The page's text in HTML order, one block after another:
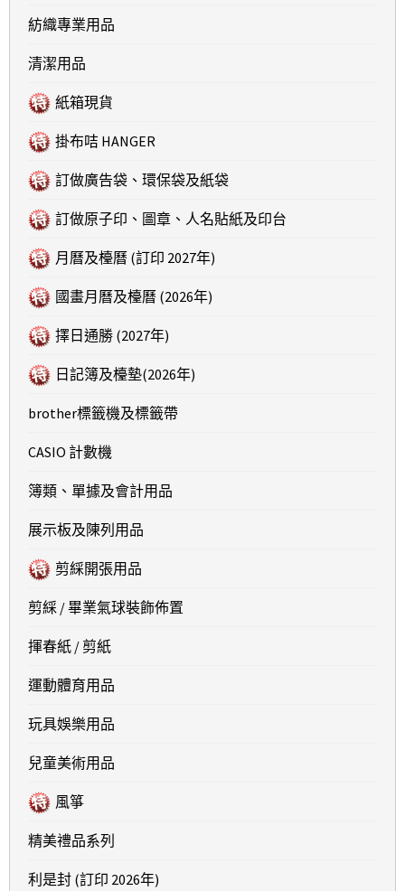
紡織專業用品
清潔用品
紙箱現貨
掛布咭 HANGER
訂做廣告袋、環保袋及紙袋
訂做原子印、圖章、人名貼紙及印台
月曆及檯曆 (訂印 2027年)
國畫月曆及檯曆 (2026年)
擇日通勝 (2027年)
日記簿及檯墊(2026年)
brother標籤機及標籤帶
CASIO 計數機
簿類、單據及會計用品
展示板及陳列用品
剪綵開張用品
剪綵 / 畢業氣球裝飾佈置
揮春紙 / 剪紙
運動體育用品
玩具娛樂用品
兒童美術用品
風箏
精美禮品系列
利是封 (訂印 2026年)